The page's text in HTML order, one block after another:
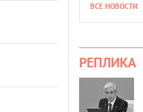
ВСЕ НОВОСТИ
РЕПЛИКА